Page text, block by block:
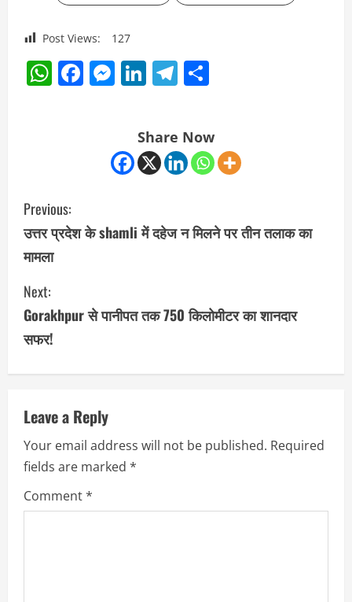
Post Views: 127
WhatsApp
Facebook
Messenger
LinkedIn
Telegram
Share Now
C
o
n
t
i
n
e
R
e
Previous:
उत्तर प्रदेश के shamli में दहेज न मिलने पर तीन तलाक का
मामला
Next:
Gorakhpur से पानीपत तक 750 किलोमीटर का शानदार
सफर!
Leave a Reply
Your email address will not be published. Required
fields are marked *
Comment*